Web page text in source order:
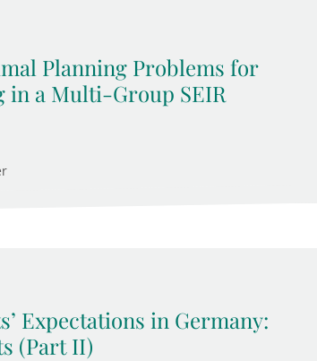
Planning Problems for
in a Multi-Group SEIR
Expectations in Germany:
(Part II)